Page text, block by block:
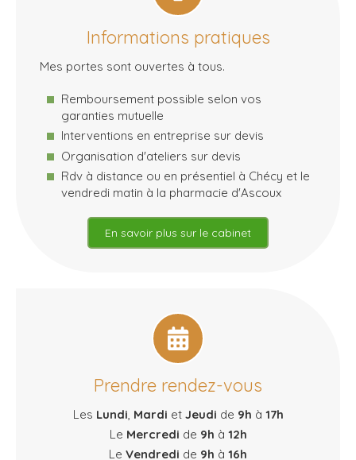
Informations pratiques
Mes portes sont ouvertes à tous.
Remboursement possible selon vos
garanties mutuelle
Interventions en entreprise sur devis
Organisation d'ateliers sur devis
Rdv à distance ou en présentiel à Chécy et le
vendredi matin à la pharmacie d'Ascoux
En savoir plus sur le cabinet
Prendre rendez-vous
Les Lundi, Mardi et Jeudi de 9h à 17h
Le Mercredi de 9h à 12h
Le Vendredi de 9h à 16h